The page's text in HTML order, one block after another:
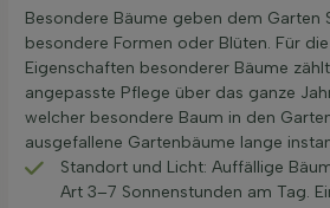
Besondere Bäume geben dem Garten
besondere Formen oder Blüten. Für
Eigenschaften besonderer Bäume
angepasste Pflege über das ganze
welcher besondere Baum in den
ausgefallene Gartenbäume lange
Standort und Licht: Auffällige
Art 3–7 Sonnenstunden am Tag.